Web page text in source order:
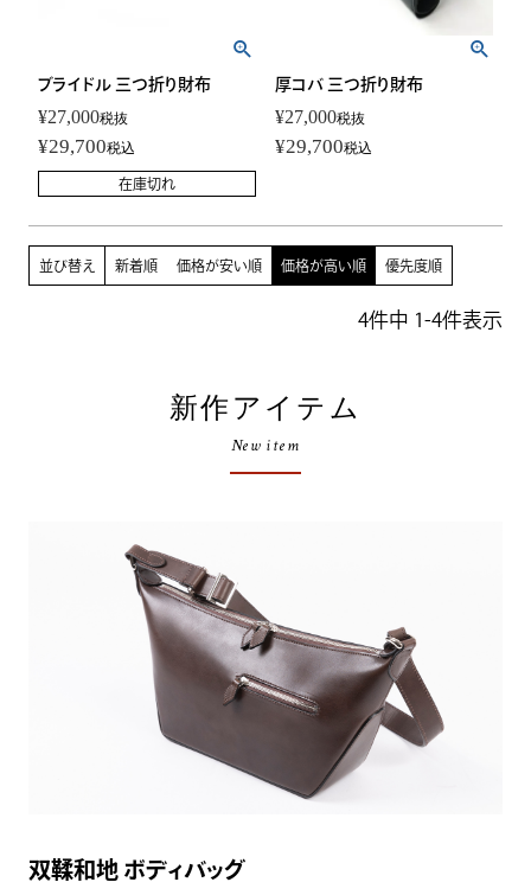
ブライドル 三つ折り財布
¥27,000税抜
¥29,700税込
在庫切れ
厚コバ 三つ折り財布
¥27,000税抜
¥29,700税込
並び替え 新着順 価格が安い順 価格が高い順 優先度順
4件中 1-4件表示
新作アイテム
New item
双鞣和地 ボディバッグ